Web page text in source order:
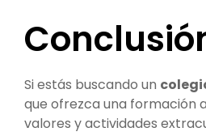
Si estás buscando un
que ofrezca una formación
valores y actividades